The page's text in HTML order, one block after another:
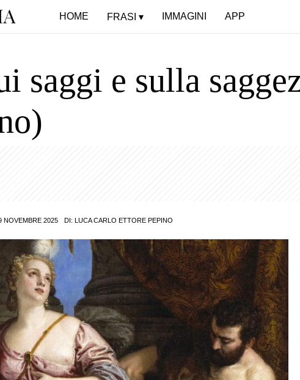
HOME FRASI IMMAGINI APP
saggi e sulla
NOVEMBRE 2025 DI: LUCA CARLO ETTORE PEPINO